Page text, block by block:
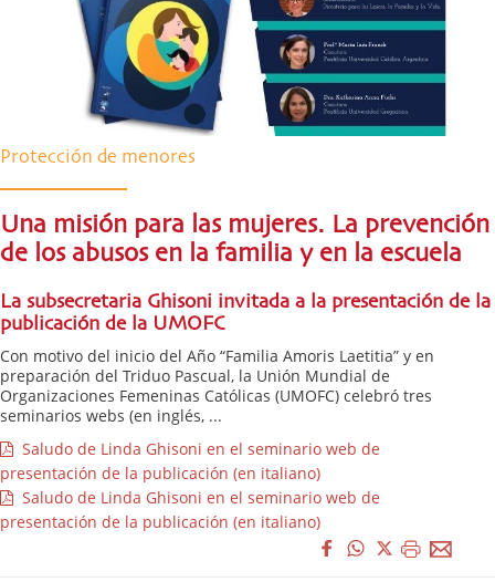
Protección de menores
Una misión para las mujeres. La prevención
de los abusos en la familia y en la escuela
La subsecretaria Ghisoni invitada a la presentación de la
publicación de la UMOFC
Con motivo del inicio del Año “Familia Amoris Laetitia” y en
preparación del Triduo Pascual, la Unión Mundial de
Organizaciones Femeninas Católicas (UMOFC) celebró tres
seminarios webs (en inglés, ...
Saludo de Linda Ghisoni en el seminario web de
presentación de la publicación (en italiano)
Saludo de Linda Ghisoni en el seminario web de
presentación de la publicación (en italiano)